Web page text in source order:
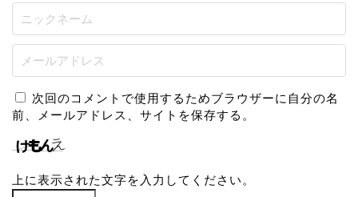
次回のコメントで使用するためブラウザーに自分の名
前、メールアドレス、サイトを保存する。
上に表示された文字を入力してください。